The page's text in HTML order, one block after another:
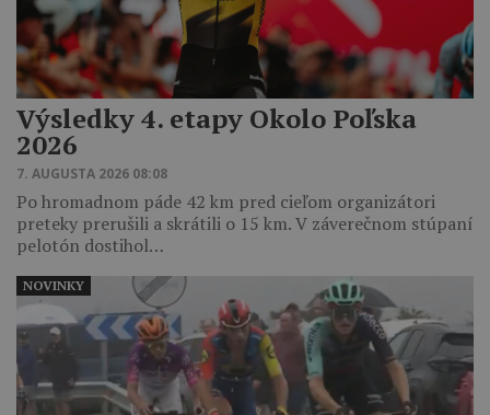
Výsledky 4. etapy Okolo Poľska
2026
7. AUGUSTA 2026 08:08
Po hromadnom páde 42 km pred cieľom organizátori
preteky prerušili a skrátili o 15 km. V záverečnom stúpaní
pelotón dostihol…
NOVINKY